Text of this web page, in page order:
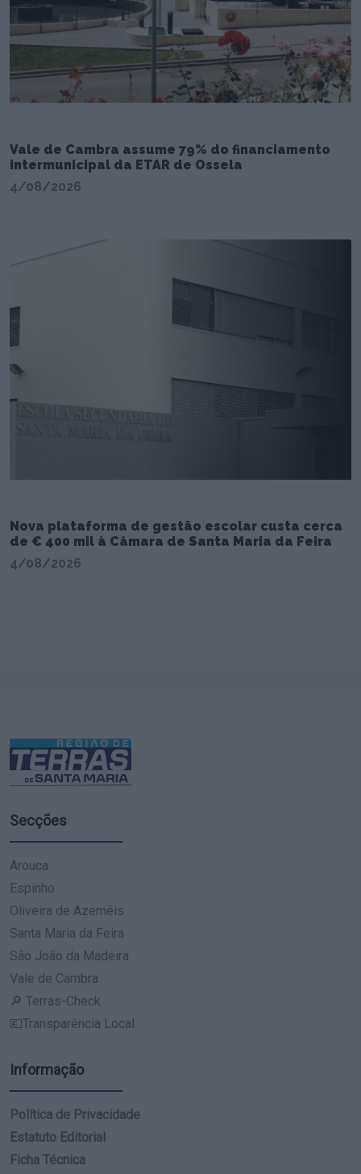
Vale de Cambra assume 79% do financiamento
intermunicipal da ETAR de Ossela
4/08/2026
Nova plataforma de gestão escolar custa cerca
de € 400 mil à Câmara de Santa Maria da Feira
4/08/2026
Secções
Arouca
Espinho
Oliveira de Azeméis
Santa Maria da Feira
São João da Madeira
Vale de Cambra
🔎 Terras-Check
💶Transparência Local
Informação
Política de Privacidade
Estatuto Editorial
Ficha Técnica